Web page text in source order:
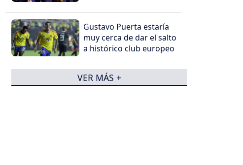
Gustavo Puerta estaría
muy cerca de dar el salto
a histórico club europeo
VER MÁS +